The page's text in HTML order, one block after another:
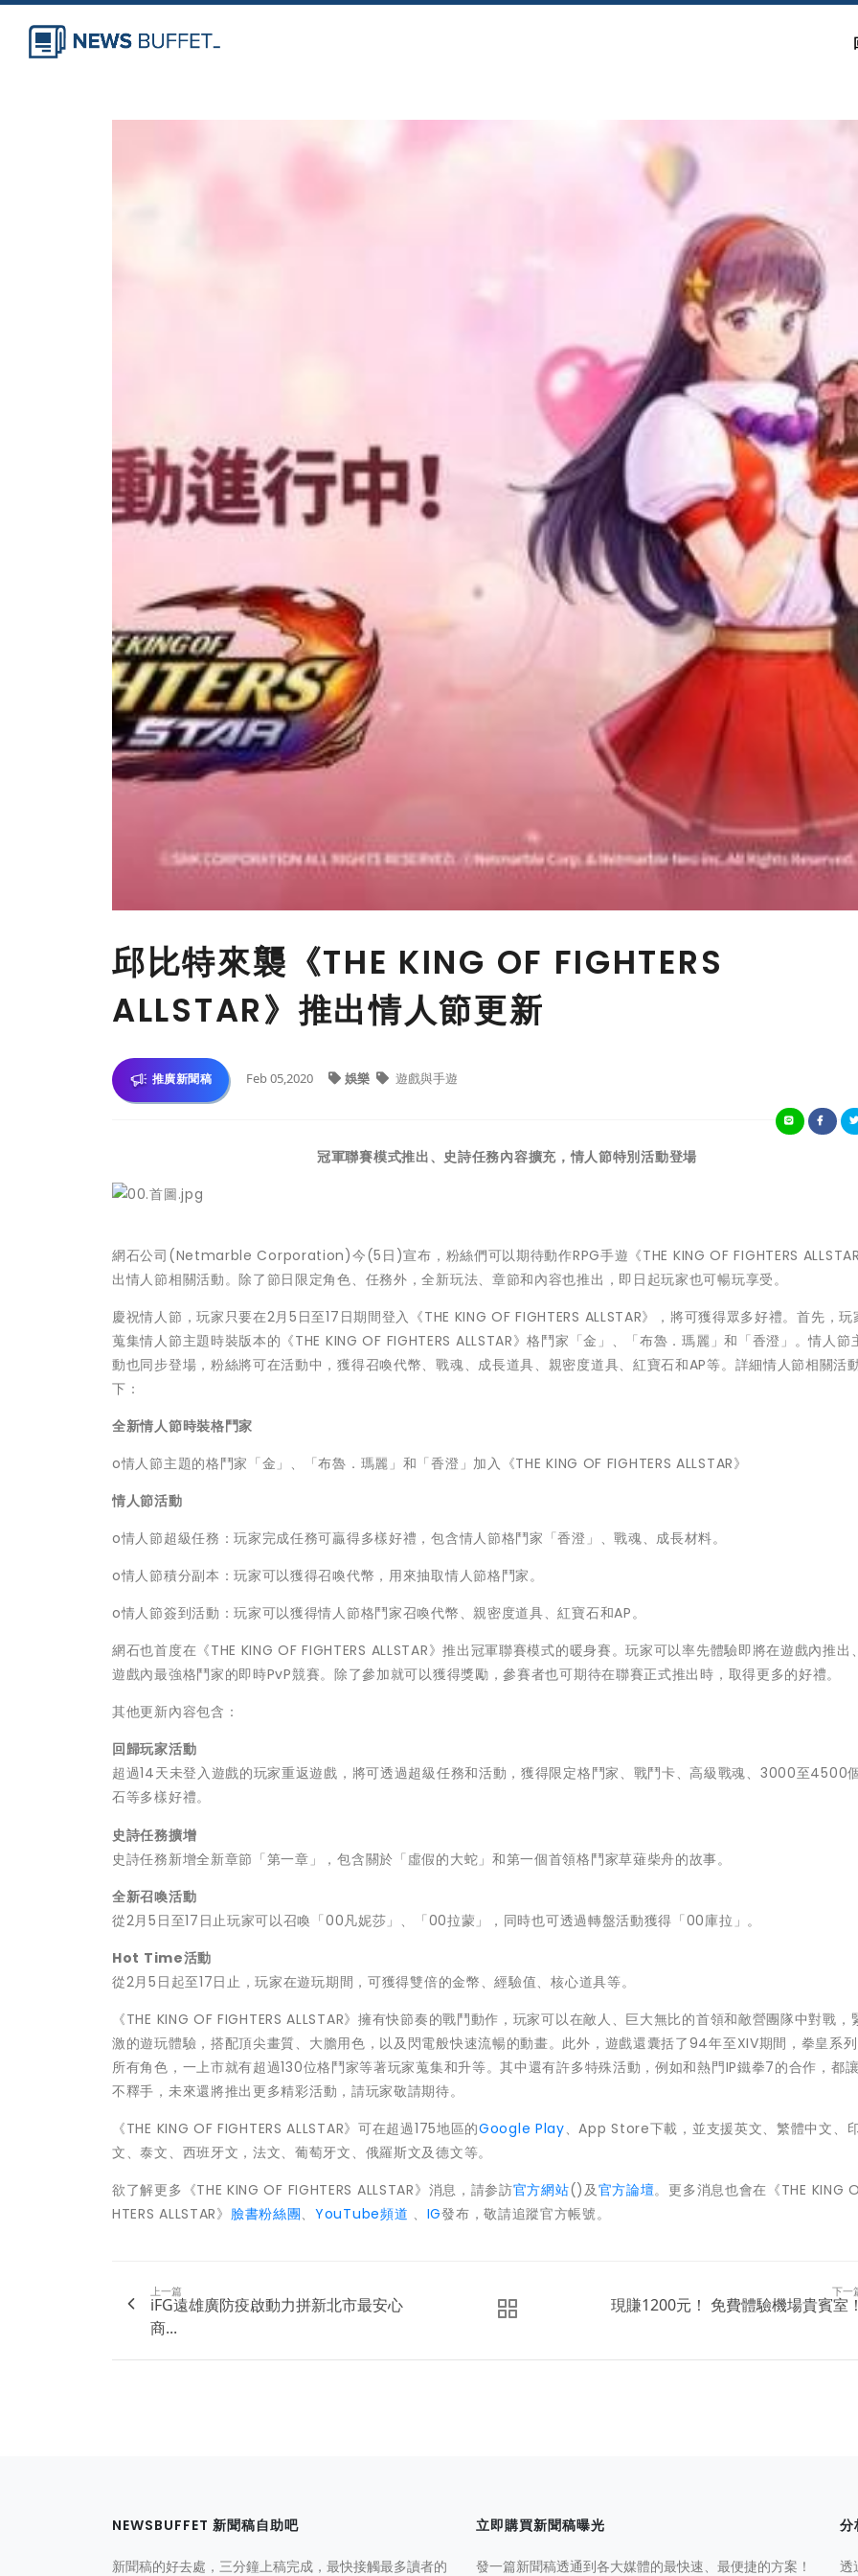
​邱比特來襲《THE KING OF FIGHTERS
ALLSTAR》推出情人節更新
推廣新聞稿 Feb 05,2020 娛樂 遊戲與手遊
冠軍聯賽模式推出、史詩任務內容擴充，情人節特別活動登場
網石公司(Netmarble Corporation)今(5日)宣布，粉絲們可以期待動作RPG手遊《THE KING OF FIGHTERS
出情人節相關活動。除了節日限定角色、 任務外，全新玩法、章節和內容也推出，即日起玩家也可暢玩享受。
慶祝情人節，玩家只要在2月5日至17日期間登入《THE KING OF FIGHTERS ALLSTAR》，將可獲得眾多好禮。首先，玩
蒐集情人節主題時裝版本的《THE KING OF FIGHTERS ALLSTAR》格鬥家「金」、「布魯．瑪麗」和「香澄」。情人節
動也同步登場，粉絲將可在活動中，獲得召喚代幣、戰魂、成長道具、親密度道具、紅寶石和AP等。 詳細情人節相關活
下：
全新情人節時裝格鬥家
o情人節主題的格鬥家「金」、「布魯．瑪麗」和「香澄」加入《THE KING OF FIGHTERS ALLSTAR》
情人節活動
o情人節超級任務：玩家完成任務可贏得多樣好禮，包含情人節格鬥家「香澄」、戰魂、成長材料。
o情人節積分副本：玩家可以獲得召喚代幣，用來抽取情人節格鬥家。
o情人節簽到活動：玩家可以獲得情人節格鬥家召喚代幣、親密度道具、紅寶石和AP。
網石也首度在《THE KING OF FIGHTERS ALLSTAR》推出冠軍聯賽模式的暖身賽。玩家可以率先體驗即將在遊戲內推出
遊戲內最強格鬥家的即時PvP競賽。除了參加就可以獲得獎勵，參賽者也可期待在聯賽正式推出時，取得更多的好禮。
其他更新內容包含：
回歸玩家活動
超過14天未登入遊戲的玩家重返遊戲，將可透過超級任務和活動， 獲得限定格鬥家、戰鬥卡、高級戰魂、3000至4500
石等多樣好禮。
史詩任務擴增
史詩任務新增全新章節「第一章」，包含關於「虛假的大蛇」 和第一個首領格鬥家草薙柴舟的故事。
全新召喚活動
從2月5日至17日止玩家可以召喚「00凡妮莎」、「00拉蒙」
，同時也可透過轉盤活動獲得「00庫拉」。
Hot Time活動
從2月5日起至17日止，玩家在遊玩期間，可獲得雙倍的金幣、經驗值、核心道具等。
《THE KING OF FIGHTERS ALLSTAR》擁有快節奏的戰鬥動作，玩家可以在敵人、 巨大無比的首領和敵營團隊中對戰，
激的遊玩體驗，搭配頂尖畫質、大膽用色，以及閃電般快速流暢的動畫。此外，遊戲還囊括了94年至XIV期間，拳皇系
所有角色，一上市就有超過130位格鬥家等著玩家蒐集和升等。其中還有許多特殊活動，例如和熱門IP鐵拳7的合作，都
不釋手， 未來還將推出更多精彩活動，請玩家敬請期待。
《THE KING OF FIGHTERS ALLSTAR》可在超過175地區的Google Play、App Store下載，並支援英文、繁體中文、
文、泰文、西班牙文，法文、葡萄牙文、 俄羅斯文及德文等。
欲了解更多《THE KING OF FIGHTERS ALLSTAR》消息，請参訪官方網站()及官方論壇。更多消息也會在《THE KING
HTERS ALLSTAR》 臉書粉絲團、YouTube頻道 、 IG發布，敬請追蹤官方帳號。
上一篇
iFG遠雄廣防疫啟動力拼新北市最安心
商...
下一
現賺1200元！ 免費體驗機場貴賓室！
NEWSBUFFET 新聞稿自助吧
新聞稿的好去處，三分鐘上稿完成，最快接觸最多讀者的
立即購買新聞稿曝光
發一篇新聞稿透通到各大媒體的最快速、最便捷的方案！
分
透